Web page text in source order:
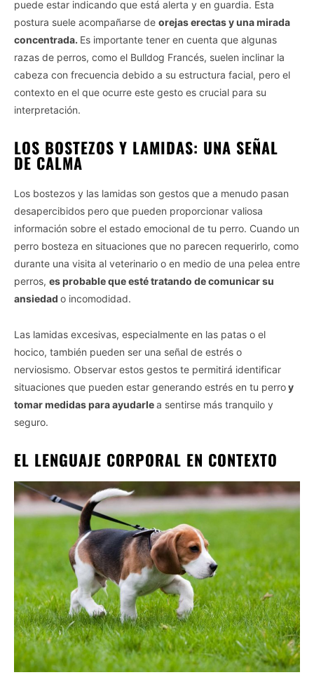
Vida.es -Do Not Process My Personal Information
If you wish to opt-out of the sale, sharing to third parties, or
processing of your personal or sensitive information for
targeted advertising by us, please use the below opt-out
opt-out request is processed you may continue seeing
interest-based ads based on personal information utilized by
your opt-out. You may separately opt-out of the further
disclosure of your personal information by third parties on the
IAB’s list of downstream participants. This information may
also be disclosed by us to third parties on the
Downstream Participantsthat may further disclose it to other
third parties.
Personal Data Processing Opt Outs
personal data.
Opted In
I want to opt-out of the Sale of my
Opted In
I want to opt-out of processing my
Personal Data for Targeted Advertising.
I want to opt-out of Collection, Use,
Personal Data that Is Unrelated with the
Purposes for which it was collected.
Opted Out
CONFIRM
puede estar indicando que está alerta y en guardia. Esta
postura suele acompañarse de orejas erectas y una mirada
concentrada. Es importante tener en cuenta que algunas
razas de perros, como el Bulldog Francés, suelen inclinar la
cabeza con frecuencia debido a su estructura facial, pero el
contexto en el que ocurre este gesto es crucial para su
interpretación.
LOS BOSTEZOS Y LAMIDAS: UNA SEÑAL
DE CALMA
Los bostezos y las lamidas son gestos que a menudo pasan
desapercibidos pero que pueden proporcionar valiosa
información sobre el estado emocional de tu perro. Cuando un
perro bosteza en situaciones que no parecen requerirlo, como
durante una visita al veterinario o en medio de una pelea entre
perros, es probable que esté tratando de comunicar su
ansiedad o incomodidad.
Las lamidas excesivas, especialmente en las patas o el
hocico, también pueden ser una señal de estrés o
nerviosismo. Observar estos gestos te permitirá identificar
situaciones que pueden estar generando estrés en tu perroy
tomar medidas para ayudarlea sentirse más tranquilo y
seguro.
EL LENGUAJE CORPORAL EN CONTEXTO